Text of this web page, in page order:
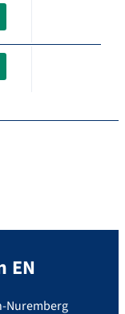
EN
Nuremberg